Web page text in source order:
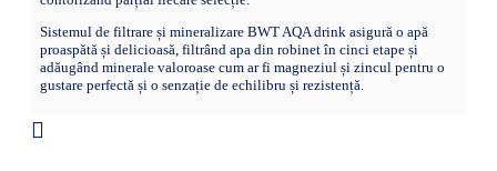
Sistemul de filtrare și mineralizare BWT AQA drink asigură o apă
proaspătă și delicioasă, filtrând apa din robinet în cinci etape și
adăugând minerale valoroase cum ar fi magneziul și zincul pentru o
gustare perfectă și o senzație de echilibru și rezistență.